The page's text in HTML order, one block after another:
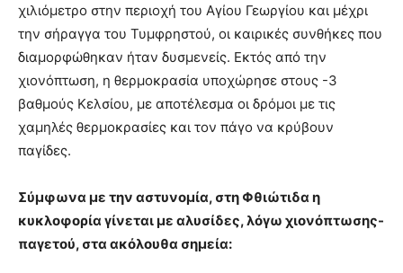
χιλιόμετρο στην περιοχή του Αγίου Γεωργίου και μέχρι
την σήραγγα του Τυμφρηστού, οι καιρικές συνθήκες που
διαμορφώθηκαν ήταν δυσμενείς. Εκτός από την
χιονόπτωση, η θερμοκρασία υποχώρησε στους -3
βαθμούς Κελσίου, με αποτέλεσμα οι δρόμοι με τις
χαμηλές θερμοκρασίες και τον πάγο να κρύβουν
παγίδες.
Σύμφωνα με την αστυνομία, στη Φθιώτιδα η
κυκλοφορία γίνεται με αλυσίδες, λόγω χιονόπτωσης-
παγετού, στα ακόλουθα σημεία: